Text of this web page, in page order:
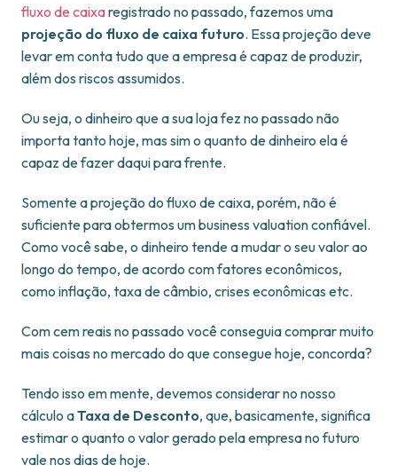
fluxo de caixaregistrado no passado, fazemos uma
projeção do fluxo de caixa futuro. Essa projeção deve
levar em conta tudo que a empresa é capaz de produzir,
além dos riscos assumidos.
Ou seja, o dinheiro que a sua loja fez no passado não
importa tanto hoje, mas sim o quanto de dinheiro ela é
capaz de fazer daqui para frente.
Somente a projeção do fluxo de caixa, porém, não é
suficiente para obtermos um business valuation confiável.
Como você sabe, o dinheiro tende a mudar o seu valor ao
longo do tempo, de acordo com fatores econômicos,
como inflação, taxa de câmbio, crises econômicas etc.
Com cem reais no passado você conseguia comprar muito
mais coisas no mercado do que consegue hoje, concorda?
Tendo isso em mente, devemos considerar no nosso
cálculo aTaxa de Desconto, que, basicamente, significa
estimar o quanto o valor gerado pela empresa no futuro
vale nos dias de hoje.